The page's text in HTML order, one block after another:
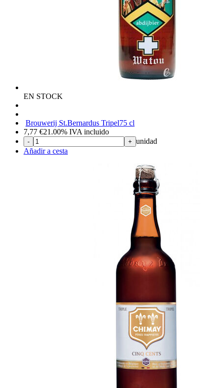
EN STOCK
Brouwerij St.Bernardus Tripel75 cl
7,77 €21.00% IVA incluido
- + unidad
Añadir a cesta